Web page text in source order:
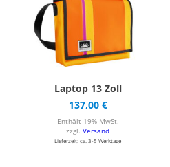
Laptop 13 Zoll
137,00 €
Enthält 19% MwSt.
zzgl.Versand
Lieferzeit: ca. 3-5 Werktage